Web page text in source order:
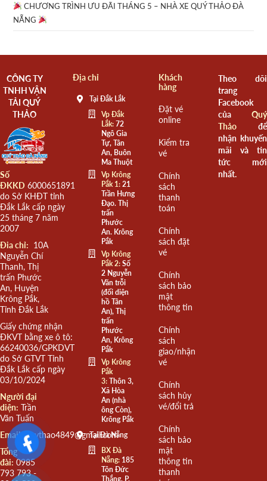
CHƯƠNG TRÌNH ƯU ĐÃI THÁNG 5 – NHÀ XE QUÝ THẢO ĐÀ
NẴNG
CÔNG TY
TNHH VẬN
TẢI QUÝ
THẢO
Số
ĐKKD 6000651891
do Sở KHĐT tỉnh
Đắk Lắk cấp ngày
25 tháng 7 năm
2007
Đia chỉ: 10A
Nguyễn Chí
Thanh, Thị
trấn Phước
An, Huyện
Krông Pắk,
Tỉnh Đắk Lắk
Giấy chứng nhận
ĐKVT bằng xe ô tô:
66240036/GPKDVT
do Sở GTVT Tỉnh
Đắk Lắk cấp ngày
03/10/2024
Người đại
diện: Trần
Văn Tuấn
Email: quythao4849@gmail.com
Tổng
đài: 0985
793 793 -
Địa chỉ
Tại Đắk Lắk
Vp Đắk
Lắk:72
Ngô Gia
Tự, Tân
An, Buôn
Ma Thuột
Vp Krông
Pắk 1:21
Trần Hưng
Đạo. Thị
trấn
Phước
An. Krông
Pắk
Vp Krông
Pắk 2:Số
2 Nguyễn
Văn trỗi
(đối diện
hồ Tân
An), Thị
trấn
Phước
An, Krông
Pắk
Vp Krông
Pắk
3:Thôn 3,
Xã Hòa
An (nhà
ông Còn),
Krông Pắk
Tại Đà Nẵng
BX Đà
Nẵng:185
Tôn Đức
Thắng, P.
Khách
hàng
Đặt vé
online
Kiểm tra
vé
Chính
sách
thanh
toán
Chính
sách đặt
vé
Chính
sách bảo
mật
thông tin
Chính
sách
giao/nhận
vé
Chính
sách hủy
vé/đổi trả
Chính
sách bảo
mật
thông tin
thanh
Theo dõi
trang
Facebook
của Quý
Thảođể
nhận khuyến
mãi và tin
tức mới
nhất.